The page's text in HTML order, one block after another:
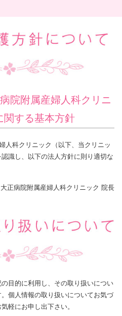
院附属産婦人科クリニ
関する基本方針
人科クリニック（以下、当クリニッ
識し、以下の法人方針に則り適切な
正病院附属産婦人科クリニック 院長
目的に利用し、その取り扱いについ
個人情報の取り扱いについてお気づ
軽にお申し出下さい。